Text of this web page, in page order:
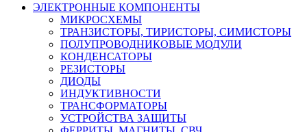
ЭЛЕКТРОННЫЕ КОМПОНЕНТЫ
МИКРОСХЕМЫ
ТРАНЗИСТОРЫ, ТИРИСТОРЫ, СИМИСТОРЫ
ПОЛУПРОВОДНИКОВЫЕ МОДУЛИ
КОНДЕНСАТОРЫ
РЕЗИСТОРЫ
ДИОДЫ
ИНДУКТИВНОСТИ
ТРАНСФОРМАТОРЫ
УСТРОЙСТВА ЗАЩИТЫ